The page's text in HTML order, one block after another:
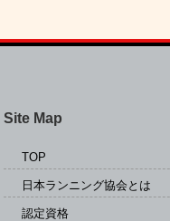
Site Map
TOP
日本ランニング協会とは
認定資格